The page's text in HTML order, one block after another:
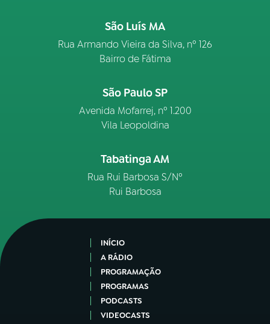
São Luís MA
Rua Armando Vieira da Silva, nº 126
Bairro de Fátima
São Paulo SP
Avenida Mofarrej, nº 1.200
Vila Leopoldina
Tabatinga AM
Rua Rui Barbosa S/Nº
Rui Barbosa
INÍCIO
A RÁDIO
PROGRAMAÇÃO
PROGRAMAS
PODCASTS
VIDEOCASTS